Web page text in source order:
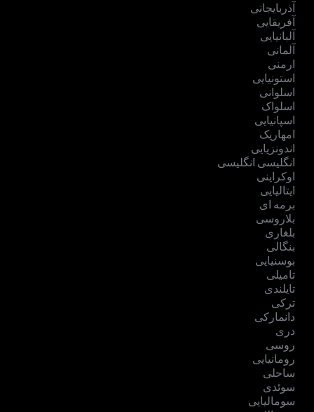
آذربایجانی
آفریقایی
آلبانیایی
آلمانی
ارمنی
استونیایی
اسلوانی
اسلواک
اسپانیایی
امهاریک
اندونزیایی
انگلیسی انگلیسی
اوکراینی
ایتالیایی
برمه ای
بلاروسی
بلغاری
بنگالی
بوسنیایی
تامیلی
تایلندی
ترکی
دانمارکی
دری
روسی
رومانیایی
ساحلی
سوئدی
سومالیایی